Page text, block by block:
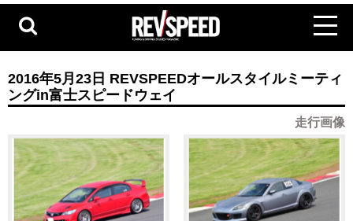
2016年5月23日 REVSPEEDオールスタイルミーティ
ングin富士スピードウェイ
走行画像